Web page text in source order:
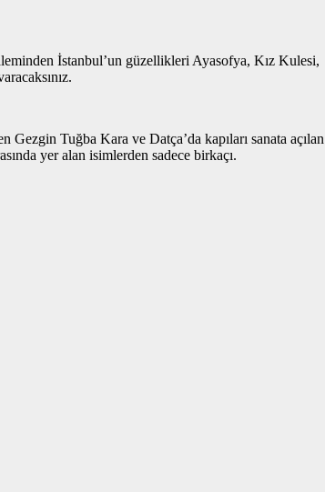
İstanbul’un güzellikleri Ayasofya, Kız Kulesi,
Gezgin Tuğba Kara ve Datça’da kapıları sanata açılan
yer alan isimlerden sadece birkaçı.